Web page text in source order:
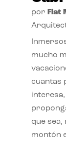
por Flat
mucho
cuantas
que sea,
montón